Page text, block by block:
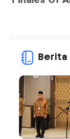
Berita